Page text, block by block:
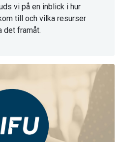
vi på en inblick i hur
till och vilka resurser
det framåt.